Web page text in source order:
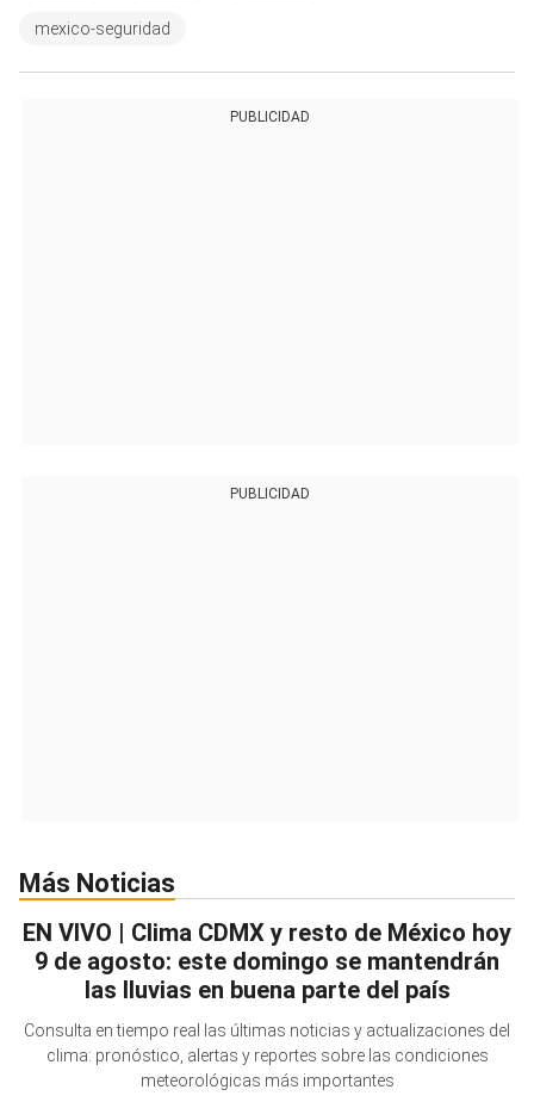
mexico-seguridad
PUBLICIDAD
PUBLICIDAD
Más Noticias
EN VIVO | Clima CDMX y resto de México hoy
9 de agosto: este domingo se mantendrán
las lluvias en buena parte del país
Consulta en tiempo real las últimas noticias y actualizaciones del
clima: pronóstico, alertas y reportes sobre las condiciones
meteorológicas más importantes